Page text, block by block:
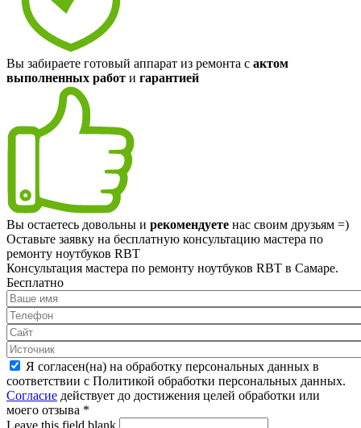
Вы забираете готовый аппарат из ремонта с актом
выполненных работ и гарантией
Вы остаетесь довольны и рекомендуете нас своим друзьям =)
Оставьте заявку на бесплатную консультацию мастера по
ремонту ноутбуков RBT
Консультация мастера по ремонту ноутбуков RBT в Самаре.
Бесплатно
Я согласен(на) на обработку персональных данных в
соответствии с Политикой обработки персональных данных.
Согласие действует до достижения целей обработки или
моего отзыва *